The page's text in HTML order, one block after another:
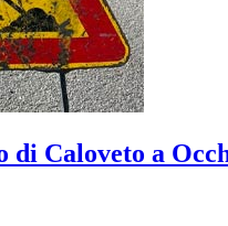
di Caloveto a